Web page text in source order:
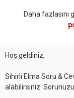
Daha fazlasını
Hoş geldiniz,
Sihirli Elma Soru &
alabilirsiniz. Sorunuzu